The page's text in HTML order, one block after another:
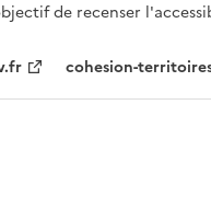
de recenser
cohesion-